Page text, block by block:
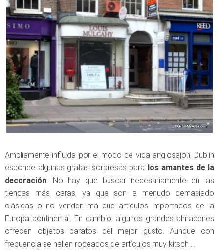
Ampliamente influida por el modo de vida anglosajón, Dublín
esconde algunas gratas sorpresas para los amantes de la
decoración. No hay que buscar necesariamente en las
tiendas más caras, ya que son a menudo demasiado
clásicas o no venden má que artículos importados de la
Europa continental. En cambio, algunos grandes almacenes
ofrecen objetos baratos del mejor gusto. Aunque con
frecuencia se hallen rodeados de artículos muy kitsch …